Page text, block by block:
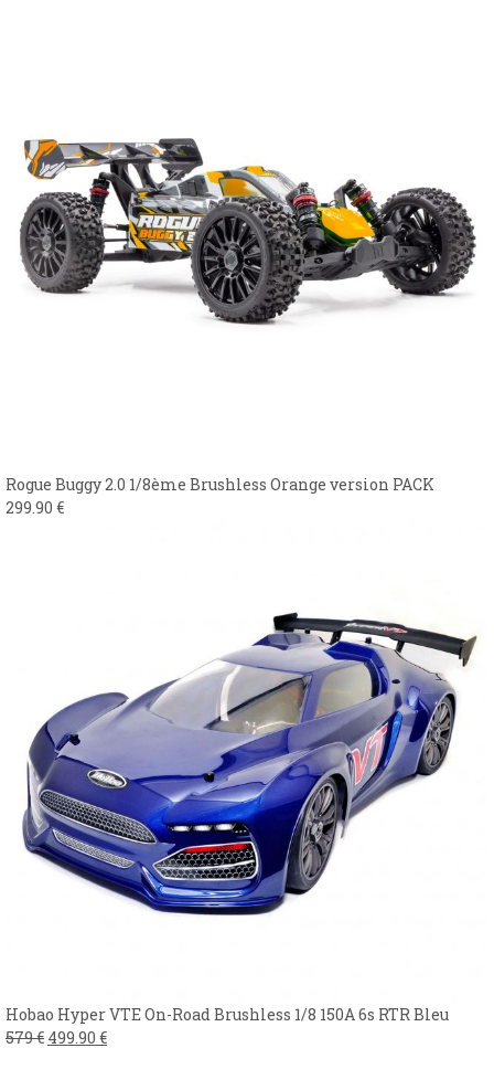
Rogue Buggy 2.0 1/8ème Brushless Orange version PACK
299.90 €
Hobao Hyper VTE On-Road Brushless 1/8 150A 6s RTR Bleu
579€ 499.90 €